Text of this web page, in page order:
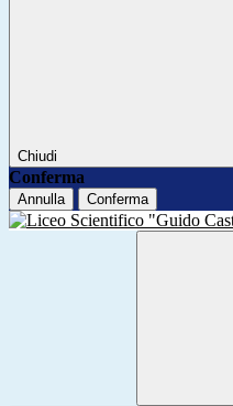
Chiudi
Conferma
Annulla Conferma